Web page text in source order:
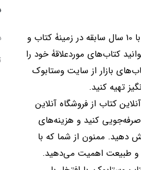
مفتخریم اعلام کنیم که با 10 سال سابقه در زمینۀ کتاب و
کتاب‌های موردعلاقۀ خود را
بازار از سایت وستابوک
تهیه کنید.
کتاب از فروشگاه آنلاین
کنید و هزینه‌های
دهید. ممنون از شما که با
و طبیعت اهمیت می‌دهید.